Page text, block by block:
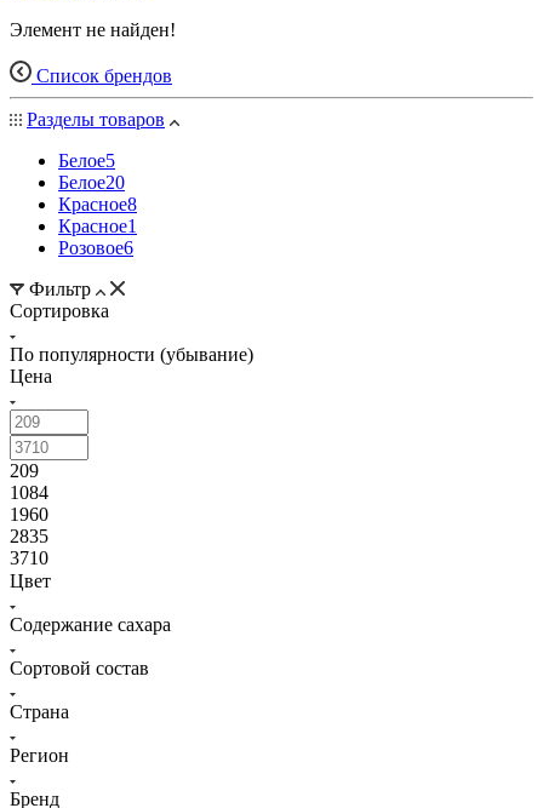
Элемент не найден!
Список брендов
Разделы товаров
Белое5
Белое20
Красное8
Красное1
Розовое6
Фильтр
Сортировка
По популярности (убывание)
Цена
209
1084
1960
2835
3710
Цвет
Содержание сахара
Сортовой состав
Страна
Регион
Бренд